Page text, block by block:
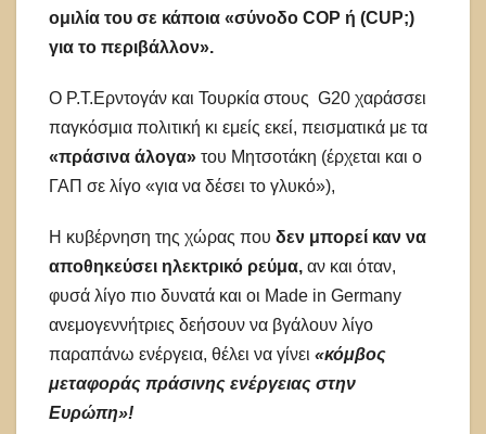
ομιλία του σε κάποια «σύνοδο COP ή (CUP;)
για το περιβάλλον».
Ο Ρ.Τ.Ερντογάν και Τουρκία στους G20 χαράσσει
παγκόσμια πολιτική κι εμείς εκεί, πεισματικά με τα
«πράσινα άλογα» του Μητσοτάκη (έρχεται και ο
ΓΑΠ σε λίγο «για να δέσει το γλυκό»),
Η κυβέρνηση της χώρας που δεν μπορεί καν να
αποθηκεύσει ηλεκτρικό ρεύμα, αν και όταν,
φυσά λίγο πιο δυνατά και οι Μade in Germany
ανεμογεννήτριες δεήσουν να βγάλουν λίγο
παραπάνω ενέργεια, θέλει να γίνει «κόμβος
μεταφοράς πράσινης ενέργειας στην
Ευρώπη»!